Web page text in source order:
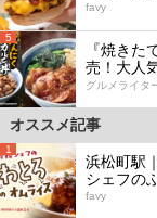
favy
5
『焼き
売！大人
グルメライタ
オススメ記事
1
浜松町駅
シェフの
favy